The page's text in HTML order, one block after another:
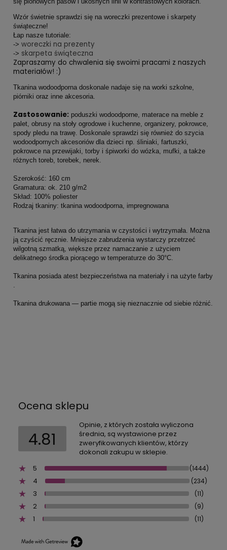
Wzór świetnie sprawdzi się na woreczki prezentowe i skarpety
świąteczne!
Łap nasze tutoriale:
-> woreczki na prezenty
-> skarpeta świąteczna
Zapraszamy do chwalenia się swoimi pracami z naszych
materiałów! :)
Tkanina wodoodporna doskonale nadaje się na worki szkolne,
piórniki oraz inne akcesoria.
Zastosowanie: poduszki wodoodporne, materace na meble z
palet, obrusy na stoły ogrodowe i kuchenne, organizery, pokrowce,
spody pledu na trawę. Doskonale sprawdzi się również do szycia
wodoodpornych akcesoriów dla dzieci np. śliniaki, fartuszki,
pokrowce na przewijaki, torby i śpiworki do wózka, mufki, a także
różnych toreb, torebek, nerek.
Szerokość: 160 cm
Gramatura: ok. 210 g/m2
Skład: 100% poliester
Rodzaj tkaniny: tkanina wodoodporna, impregnowana
Tkanina jest łatwa do utrzymania w czystości i wytrzymała. Można
ją czyścić ręcznie. Mniejsze zabrudzenia wystarczy przetrzeć
wilgotną szmatką, większe przez namaczanie z użyciem
delikatnego środka piorącego w temperaturze do 30°C.
Tkanina posiada atest bezpieczeństwa na materiały i na użyte farby
Tkanina drukowana — partie mogą się nieznacznie od siebie różnić.
Ocena sklepu
4.81
Opinie, z których została wyliczona
średnia, są wystawione przez
zweryfikowanych klientów, którzy
dokonali zakupu w sklepie.
5
(1444)
4 (234)
3 (11)
2 (9)
1 (11)